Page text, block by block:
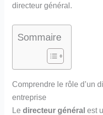
directeur général.
Sommaire
Comprendre le rôle d’un
entreprise
Ledirecteur général est